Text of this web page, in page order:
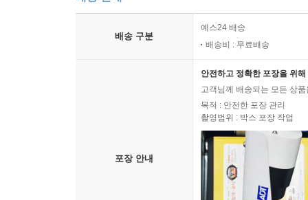
배송 구분
예스24 배송
배송비 : 무료배송
포장 안내
안전하고 정확한 포장을 위
고객님께 배송되는 모든 상
목적 : 안전한 포장 관리
촬영범위 : 박스 포장 작업